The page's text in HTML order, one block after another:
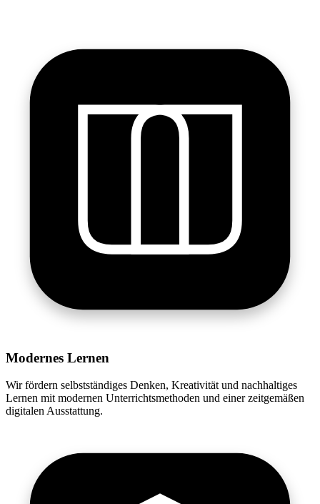
Modernes Lernen
Wir fördern selbstständiges Denken, Kreativität und nachhaltiges
Lernen mit modernen Unterrichtsmethoden und einer zeitgemäßen
digitalen Ausstattung.